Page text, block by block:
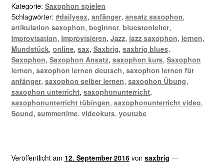
Kategorie: Saxophon spielen
Schlagwörter: #dailysax, anfänger, ansatz saxophon,
artikulation saxophon, beginner, bluestonleiter,
Improvisation, Improvisieren, Jazz, jazz saxophon, lernen,
Mundstück, online, sax, Saxbrig, saxbrig blues,
Saxophon, Saxophon Ansatz, saxophon kurs, Saxophon
lernen, saxophon lernen deutsch, saxophon lernen für
anfänger, saxophon selber lernen, saxophon Übung,
saxophon unterricht, saxophonunterricht,
saxophonunterricht tübingen, saxophonunterricht video,
Sound, summertime, videokurs, youtube
Veröffentlicht am 12. September 2016 von saxbrig —